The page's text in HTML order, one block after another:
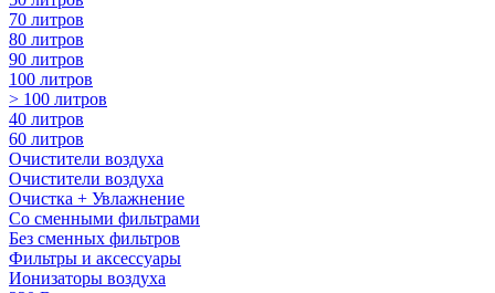
70 литров
80 литров
90 литров
100 литров
> 100 литров
40 литров
60 литров
Очистители воздуха
Очистители воздуха
Очистка + Увлажнение
Cо сменными фильтрами
Без сменных фильтров
Фильтры и аксессуары
Ионизаторы воздуха